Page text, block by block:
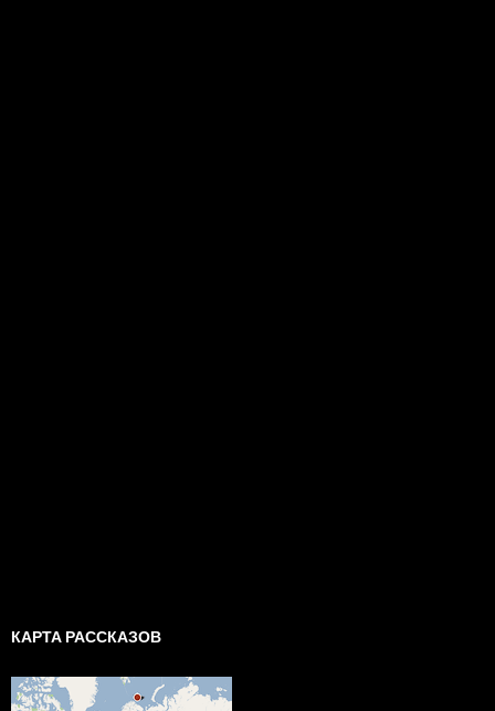
КАРТА РАССКАЗОВ